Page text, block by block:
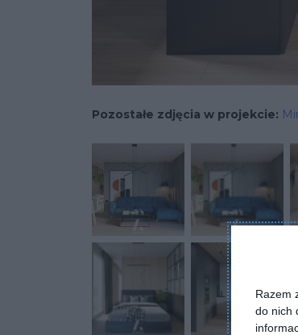
Razem
do nich
Pozostałe zdjęcia w projekcie: